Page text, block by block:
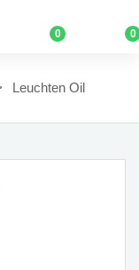
0 0
Leuchten Oil